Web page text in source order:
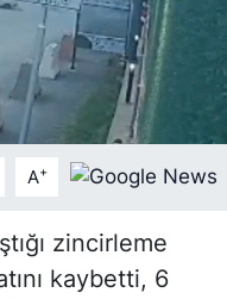
A+
zincirleme
kaybetti, 6